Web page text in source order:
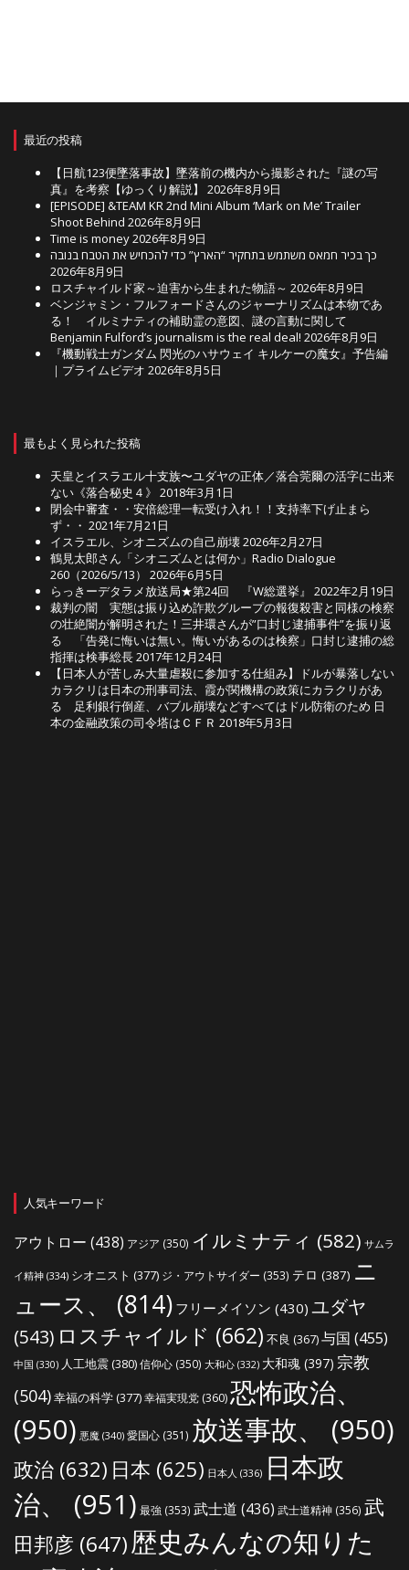
最近の投稿
【日航123便墜落事故】墜落前の機内から撮影された『謎の写
真』を考察【ゆっくり解説】
2026年8月9日
[EPISODE] &TEAM KR 2nd Mini Album ‘Mark on Me’ Trailer
Shoot Behind 2026年8月9日
Time is money2026年8月9日
כך בכיר חמאס משתמש בתחקיר “הארץ” כדי להכחיש את הטבח בנובה
2026年8月9日
ロスチャイルド家～迫害から生まれた物語～ 2026年8月9日
ベンジャミン・フルフォードさんのジャーナリズムは本物であ
る！ イルミナティの補助霊の意図、謎の言動に関して
Benjamin Fulford’s journalism is the real deal! 2026年8月9日
『機動戦士ガンダム 閃光のハサウェイ キルケーの魔女』予告編
｜プライムビデオ 2026年8月5日
最もよく見られた投稿
天皇とイスラエル十支族〜ユダヤの正体／落合莞爾の活字に出来
ない《落合秘史４》 2018年3月1日
閉会中審査・・安倍総理一転受け入れ！！支持率下げ止まら
ず・・ 2021年7月21日
イスラエル、シオニズムの自己崩壊2026年2月27日
鶴見太郎さん「シオニズムとは何か」Radio Dialogue
260（2026/5/13）
2026年6月5日
らっきーデタラメ放送局★第24回 『W総選挙』
2022年2月19日
裁判の闇 実態は振り込め詐欺グループの報復殺害と同様の検察
の壮絶闇が解明された！三井環さんが”口封じ逮捕事件”を振り返
る 「告発に悔いは無い。悔いがあるのは検察」口封じ逮捕の総
指揮は検事総長2017年12月24日
【日本人が苦しみ大量虐殺に参加する仕組み】ドルが暴落しない
カラクリは日本の刑事司法、霞が関機構の政策にカラクリがあ
る 足利銀行倒産、バブル崩壊などすべてはドル防衛のため 日
本の金融政策の司令塔はＣＦＲ 2018年5月3日
人気キーワード
アウトロー (438) アジア (350) イルミナティ (582) サムラ
イ精神 (334) シオニスト (377) ジ・アウトサイダー (353) テロ (387) ニ
ュース、
(814) フリーメイソン (430) ユダヤ
(543) ロスチャイルド (662) 不良 (367)与国 (455)
中国 (330) 人工地震(380)信仰心 (350) 大和心 (332) 大和魂 (397) 宗教
(504)幸福の科学(377)幸福実現党 (360)恐怖政治、
(950) 悪魔 (340) 愛国心 (351) 放送事故、 (950)
政治 (632) 日本 (625) 日本人 (336) 日本政
治、
(951) 最強 (353) 武士道 (436) 武士道精神 (356) 武
田邦彦 (647)歴史みんなの知りた